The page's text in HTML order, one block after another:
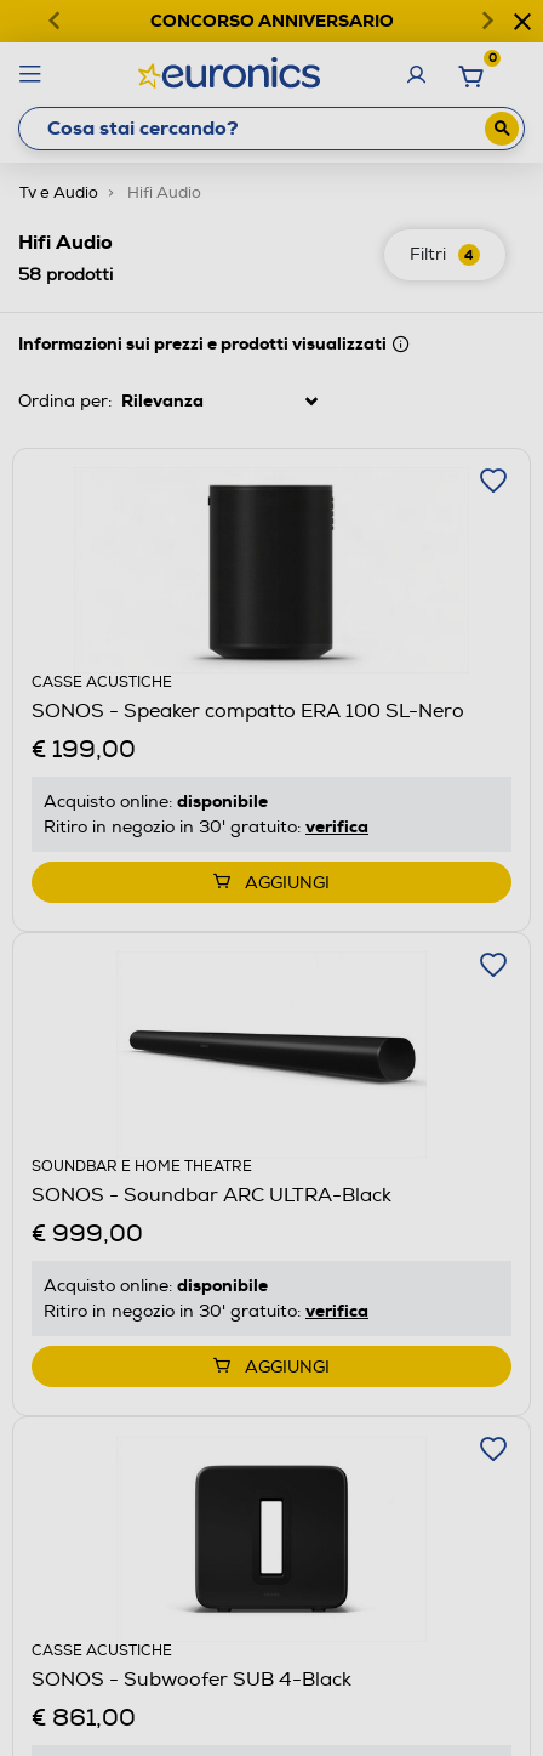
CONCORSO ANNIVERSARIO
0
Tv e Audio Hifi Audio
Filtri 4
Hifi Audio
58 prodotti
Informazioni sui prezzi e prodotti visualizzati
Ordina per:
CASSE ACUSTICHE
SONOS - Speaker compatto ERA 100 SL-Nero
€ 199,00
Acquisto online: disponibile
Ritiro in negozio in 30' gratuito: verifica
AGGIUNGI
SOUNDBAR E HOME THEATRE
SONOS - Soundbar ARC ULTRA-Black
€ 999,00
Acquisto online: disponibile
Ritiro in negozio in 30' gratuito: verifica
AGGIUNGI
CASSE ACUSTICHE
SONOS - Subwoofer SUB 4-Black
€ 861,00